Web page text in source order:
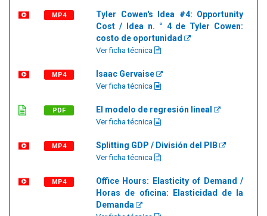
MP4
Tyler Cowen's Idea #4: Opportunity
Cost / Idea n. ° 4 de Tyler Cowen:
costo de oportunidad
Ver ficha técnica
MP4 Isaac Gervaise
Ver ficha técnica
PDF El modelo de regresión lineal
Ver ficha técnica
MP4 Splitting GDP / División del PIB
Ver ficha técnica
MP4
Office Hours: Elasticity of Demand /
Horas de oficina: Elasticidad de la
Demanda